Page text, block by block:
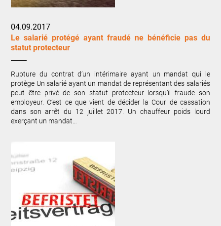
04.09.2017
Le salarié protégé ayant fraudé ne bénéficie pas du
statut protecteur
Rupture du contrat d’un intérimaire ayant un mandat qui le
protège Un salarié ayant un mandat de représentant des salariés
peut être privé de son statut protecteur lorsqu’il fraude son
employeur. C’est ce que vient de décider la Cour de cassation
dans son arrêt du 12 juillet 2017. Un chauffeur poids lourd
exerçant un mandat…